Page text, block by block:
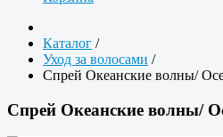
Каталог /
Уход за волосами /
Спрей Океанские волны/
Спрей Океанские волны/